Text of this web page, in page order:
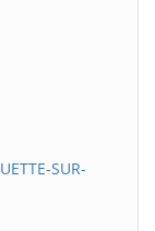
SUR-